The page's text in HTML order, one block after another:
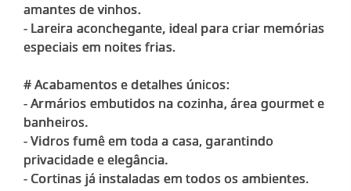
amantes de vinhos.
- Lareira aconchegante, ideal para criar memórias
especiais em noites frias.
# Acabamentos e detalhes únicos:
- Armários embutidos na cozinha, área gourmet e
banheiros.
- Vidros fumê em toda a casa, garantindo
privacidade e elegância.
- Cortinas já instaladas em todos os ambientes.